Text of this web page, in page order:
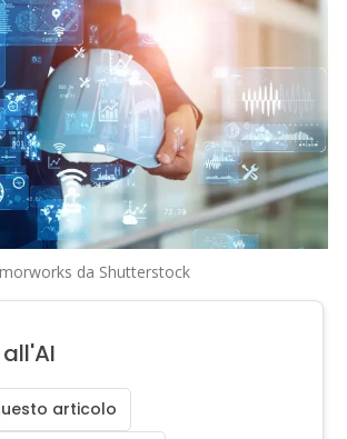
da Shutterstock
articolo